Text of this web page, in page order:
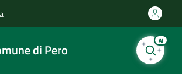
di Pero
AI